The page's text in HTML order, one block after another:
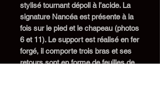
stylisé tournant dépoli à l’acide. La
signature Nancéa est présente à la
fois sur le pied et le chapeau (photos
6 et 11). Le support est réalisé en fer
forgé, il comporte trois bras et ses
retours sont en forme de feuilles de